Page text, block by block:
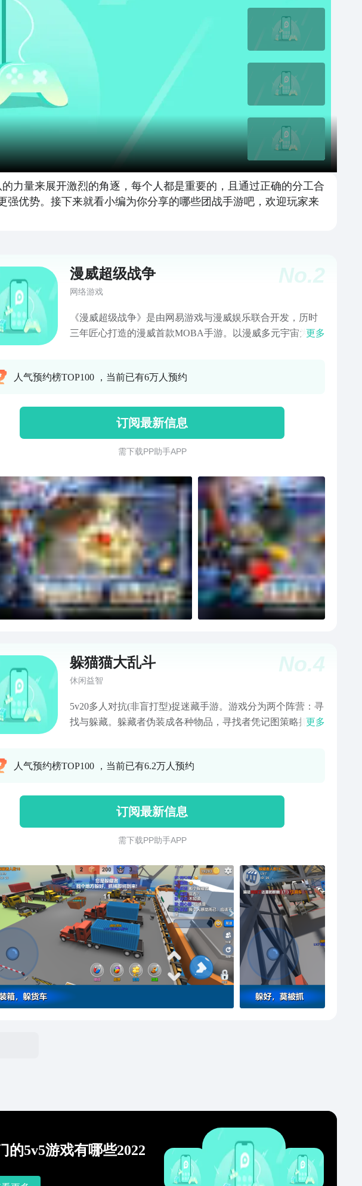
力量来展开激烈的角逐，每个人都是重要的，且通过正确的分工合
优势。接下来就看小编为你分享的哪些团战手游吧，欢迎玩家来
No.2
漫威超级战争
网络游戏
《漫威超级战争》是由网易游戏与漫威娱乐联合开发，历时
三年匠心打造的漫威首款MOBA手游。以漫威多元宇宙为基
侠、金刚狼、灭霸、洛基、死侍等超过50位漫威经典角色悉
更多
人气预约榜TOP100 ，当前已有6万人预约
订阅最新信息
需 下 载 P P 助 手 A P P
No.4
躲猫猫大乱斗
休闲益智
5v20多人对抗(非盲打型)捉迷藏手游。游戏分为两个阵营：寻
找与躲藏。躲藏者伪装成各种物品，寻找者凭记图策略抓
200，过目不忘，灵感的爆棚！老少皆宜，劳逸结合，茶余饭
市、珠宝行、公寓、监狱、工地、城堡、赛车场、医院、军
事要塞、办公室、空间站、航天基地、小镇、码头、酒店、
火星基地、别墅、巨人厨房、野外营地、训练营、教堂、游
戏世界、封顶工地。每张地图，躲藏者可伪装成60多种物
更多
人气预约榜TOP100 ，当前已有6.2万人预约
订阅最新信息
需 下 载 P P 助 手 A P P
的5v5游戏有哪些2022